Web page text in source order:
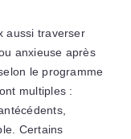
aussi traverser
anxieuse après
le programme
multiples :
Certains